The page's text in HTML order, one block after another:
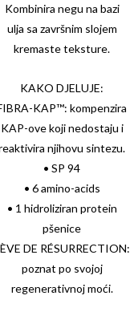
Kombinira negu na bazi
ulja sa završnim slojem
kremaste teksture.
KAKO DJELUJE:
KAP™: kompenzira
KAP-ove koji nedostaju i
njihovu sintezu.
• SP 94
• 6 amino-acids
• 1 hidroliziran protein
pšenice
DE RÉSURRECTION:
poznat po svojoj
regenerativnoj moći.